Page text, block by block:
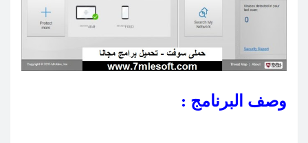
وصف البرنامج :